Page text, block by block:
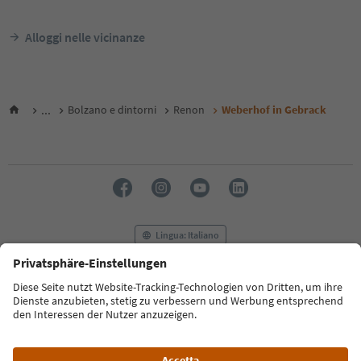
Alloggi nelle vicinanze
... Bolzano e dintorni Renon Weberhof in Gebrack
Lingua: Italiano
FAQ Contatti Press MICE
Privacy Policy
Termini e condizioni
Crediti
Cookie Policy
Alto Adige B2B